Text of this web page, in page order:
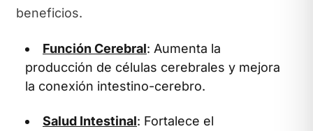
beneficios.
Función Cerebral: Aumenta la
producción de células cerebrales y mejora
la conexión intestino-cerebro.
Salud Intestinal: Fortalece el